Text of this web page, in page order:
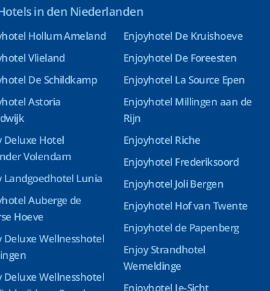
in den Niederlanden
Hollum Ameland
Vlieland
De Schildkamp
Astoria
Deluxe Hotel
Volendam
Landgoedhotel Lunia
Auberge de
Hoeve
Deluxe Wellnesshotel
Deluxe Wellnesshotel
Enjoyhotel De Kruishoeve
Enjoyhotel De Foreesten
Enjoyhotel La Source Epen
Enjoyhotel Millingen aan de
Rijn
Enjoyhotel Riche
Enjoyhotel Frederiksoord
Enjoyhotel Joli Bergen
Enjoyhotel Hof van Twente
Enjoyhotel de Papenberg
Enjoy Strandhotel
Wemeldinge
Enjoyhotel Ie-Sicht